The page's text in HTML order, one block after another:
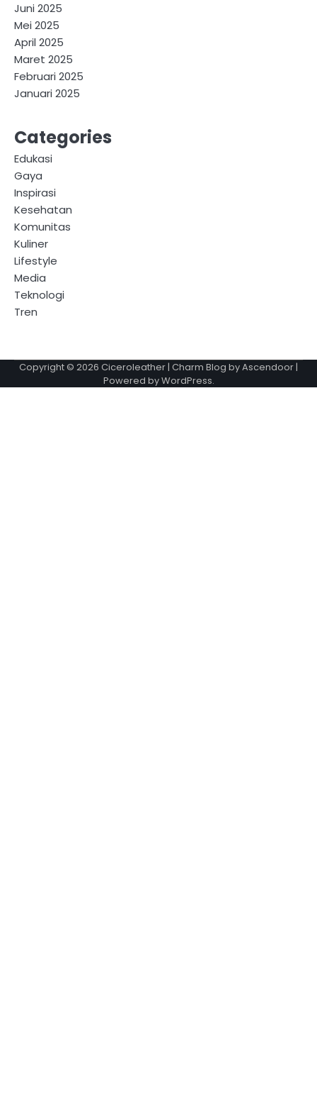
Juni 2025
Mei 2025
April 2025
Maret 2025
Februari 2025
Januari 2025
Categories
Edukasi
Gaya
Inspirasi
Kesehatan
Komunitas
Kuliner
Lifestyle
Media
Teknologi
Tren
Copyright © 2026 Ciceroleather | Charm Blog byAscendoor |
Powered byWordPress.